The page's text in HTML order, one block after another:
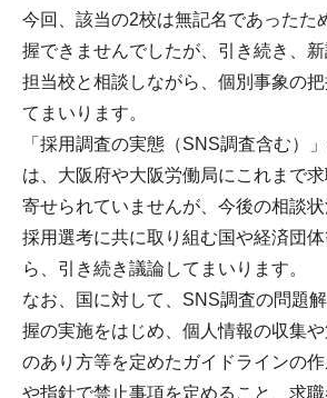
今回、該当の2校は無記名であったた
握できませんでしたが、引き続き、
担当校と相談しながら、個別事象の
てまいります。
「採用調査の実態（SNS調査含む）
は、大阪府や大阪労働局にこれまで
寄せられていませんが、今後の相談
採用選考に共に取り組む国や経済団
ら、引き続き議論してまいります。
なお、国に対して、SNS調査の問題
握の実施をはじめ、個人情報の収集
のあり方等を定めたガイドラインの
や指針で禁止事項を定めること、求